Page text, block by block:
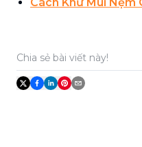
Chia sẻ bài viết này!